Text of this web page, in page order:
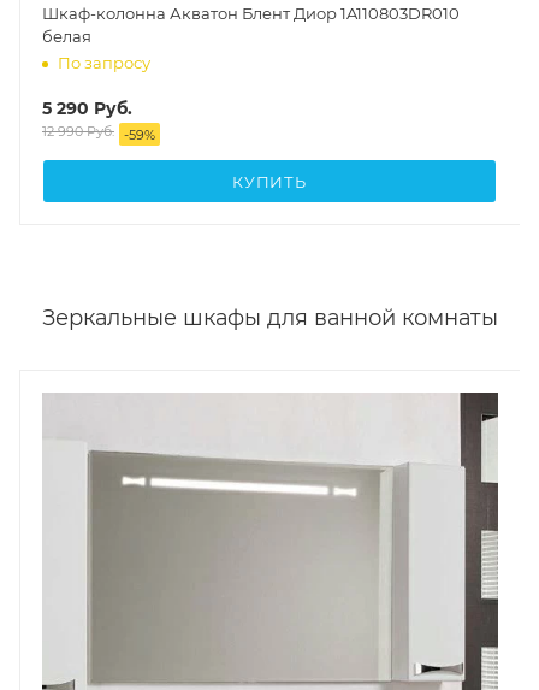
Шкаф-колонна Акватон Блент Диор 1A110803DR010
белая
По запросу
5 290 Руб.
12 990Руб. -59%
КУПИТЬ
Зеркальные шкафы для ванной комнаты